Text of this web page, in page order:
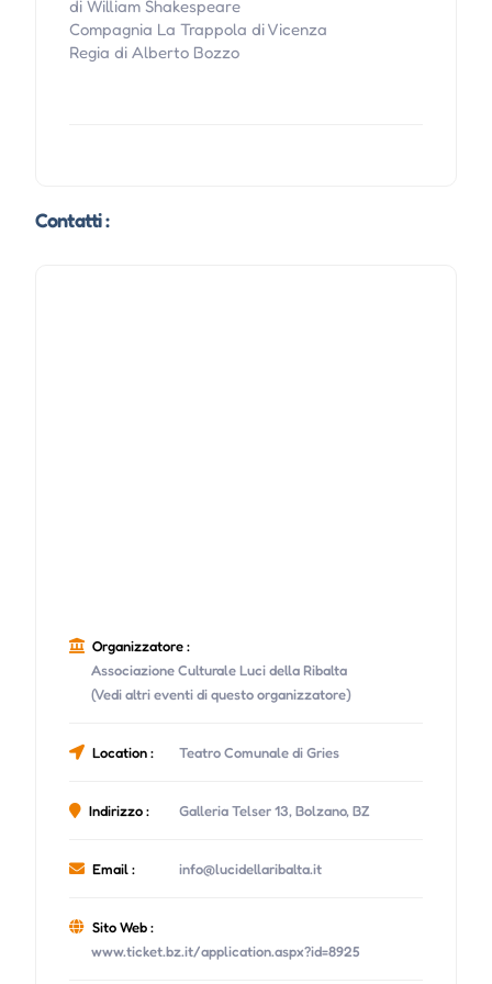
di William Shakespeare
Compagnia La Trappola di Vicenza
Regia di Alberto Bozzo
Contatti :
Organizzatore :
Associazione Culturale Luci della Ribalta
(Vedi altri eventi di questo organizzatore)
Location : Teatro Comunale di Gries
Indirizzo : Galleria Telser 13, Bolzano, BZ
Email : info@lucidellaribalta.it
Sito Web :
www.ticket.bz.it/application.aspx?id=8925